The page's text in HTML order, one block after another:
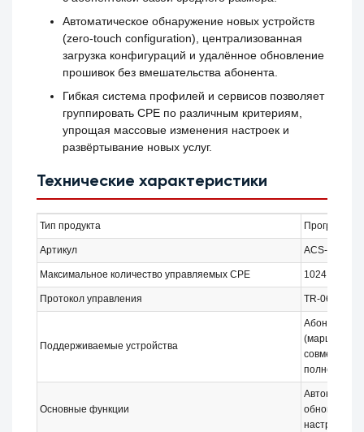
Автоматическое обнаружение новых устройств
(zero-touch configuration), централизованная
загрузка конфигураций и удалённое обновление
прошивок без вмешательства абонента.
Гибкая система профилей и сервисов позволяет
группировать CPE по различным критериям,
упрощая массовые изменения настроек и
развёртывание новых услуг.
Технические характеристики
Тип продукта
Артикул ACS-CPE-
Максимальное количество управляемых CPE 1024
Протокол управления TR-069
Поддерживаемые устройства
полной
Основные функции
обновление
настроек,